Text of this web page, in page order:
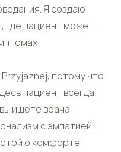
Я создаю
где пациент может
потому что
пациент всегда
ищете врача,
с эмпатией,
о комфорте